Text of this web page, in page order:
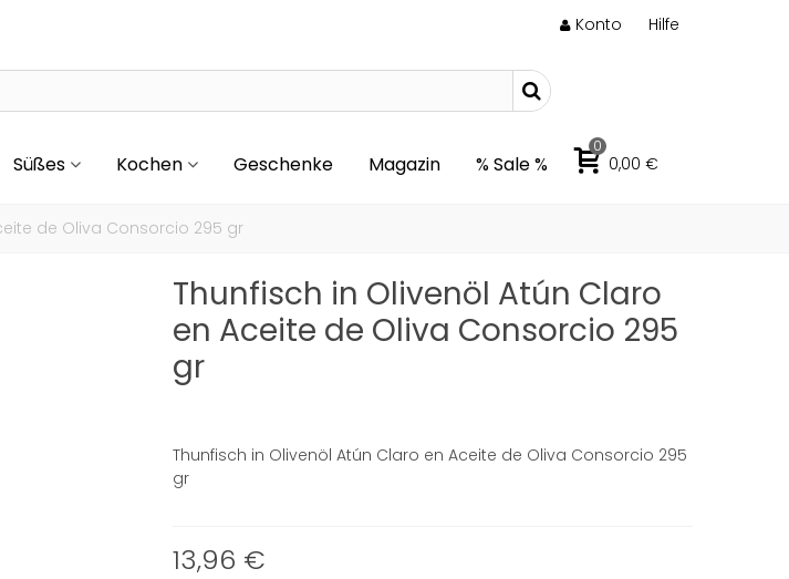
Konto Hilfe
Süßes Kochen Geschenke Magazin % Sale %
0
0,00 €
de Oliva Consorcio 295 gr
Thunfisch in Olivenöl Atún Claro
en Aceite de Oliva Consorcio 295
gr
Thunfisch in Olivenöl Atún Claro en Aceite de Oliva Consorcio 295
gr
13,96 €